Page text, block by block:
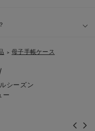
＞ 母子手帳ケース
シーズン
ー